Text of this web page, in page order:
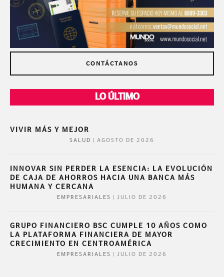
CONTÁCTANOS
LO ÚLTIMO
VIVIR MÁS Y MEJOR
SALUD AGOSTO DE 2026
INNOVAR SIN PERDER LA ESENCIA: LA EVOLUCIÓN
DE CAJA DE AHORROS HACIA UNA BANCA MÁS
HUMANA Y CERCANA
EMPRESARIALES JULIO DE 2026
GRUPO FINANCIERO BSC CUMPLE 10 AÑOS COMO
LA PLATAFORMA FINANCIERA DE MAYOR
CRECIMIENTO EN CENTROAMÉRICA
EMPRESARIALES JULIO DE 2026